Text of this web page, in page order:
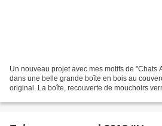
Un nouveau projet avec mes motifs de "Chats
dans une belle grande boîte en bois au
original. La boîte, recouverte de mouchoirs